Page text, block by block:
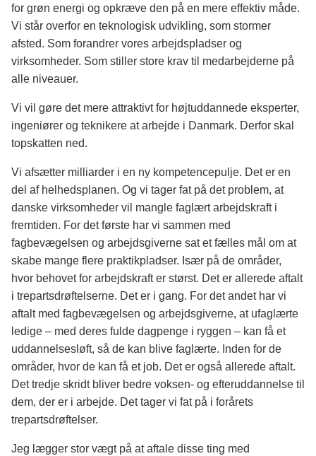
for grøn energi og opkræve den på en mere effektiv måde.
Vi står overfor en teknologisk udvikling, som stormer
afsted. Som forandrer vores arbejdspladser og
virksomheder. Som stiller store krav til medarbejderne på
alle niveauer.
Vi vil gøre det mere attraktivt for højtuddannede eksperter,
ingeniører og teknikere at arbejde i Danmark. Derfor skal
topskatten ned.
Vi afsætter milliarder i en ny kompetencepulje. Det er en
del af helhedsplanen. Og vi tager fat på det problem, at
danske virksomheder vil mangle faglært arbejdskraft i
fremtiden. For det første har vi sammen med
fagbevægelsen og arbejdsgiverne sat et fælles mål om at
skabe mange flere praktikpladser. Især på de områder,
hvor behovet for arbejdskraft er størst. Det er allerede aftalt
i trepartsdrøftelserne. Det er i gang. For det andet har vi
aftalt med fagbevægelsen og arbejdsgiverne, at ufaglærte
ledige – med deres fulde dagpenge i ryggen – kan få et
uddannelsesløft, så de kan blive faglærte. Inden for de
områder, hvor de kan få et job. Det er også allerede aftalt.
Det tredje skridt bliver bedre voksen- og efteruddannelse til
dem, der er i arbejde. Det tager vi fat på i forårets
trepartsdrøftelser.
Jeg lægger stor vægt på at aftale disse ting med